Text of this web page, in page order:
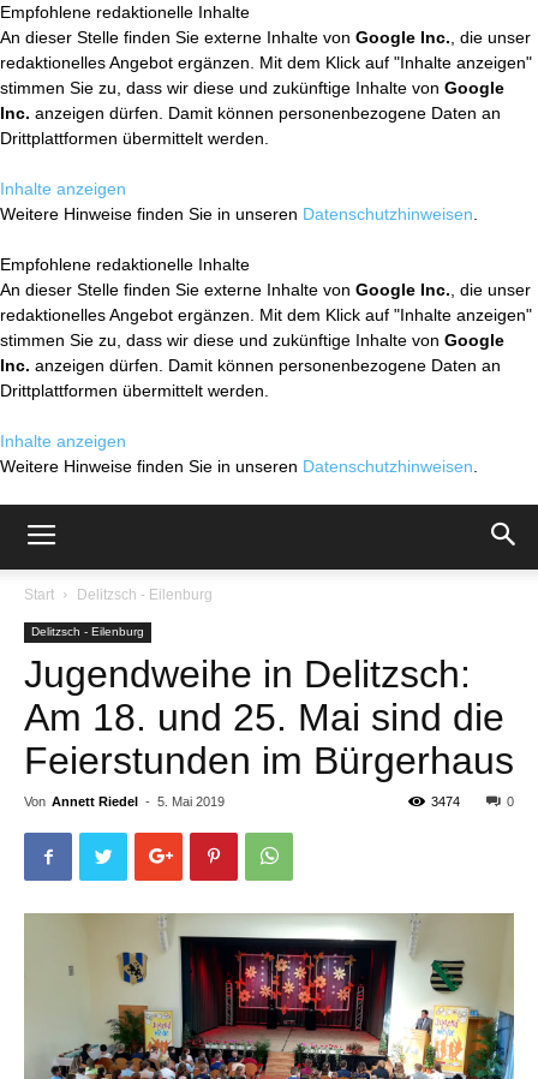
Empfohlene redaktionelle Inhalte
An dieser Stelle finden Sie externe Inhalte von Google Inc. , die unser
redaktionelles Angebot ergänzen. Mit dem Klick auf "Inhalte anzeigen"
stimmen Sie zu, dass wir diese und zukünftige Inhalte von Google
Inc. anzeigen dürfen. Damit können personenbezogene Daten an
Drittplattformen übermittelt werden.
Inhalte anzeigen
Weitere Hinweise finden Sie in unseren Datenschutzhinweisen
Empfohlene redaktionelle Inhalte
An dieser Stelle finden Sie externe Inhalte von Google Inc. , die unser
redaktionelles Angebot ergänzen. Mit dem Klick auf "Inhalte anzeigen"
stimmen Sie zu, dass wir diese und zukünftige Inhalte von Google
Inc. anzeigen dürfen. Damit können personenbezogene Daten an
Drittplattformen übermittelt werden.
Inhalte anzeigen
Weitere Hinweise finden Sie in unseren Datenschutzhinweisen
Start Delitzsch - Eilenburg
Delitzsch - Eilenburg
Jugendweihe in Delitzsch:
Am 18. und 25. Mai sind die
Feierstunden im Bürgerhaus
Von Annett Riedel - 5. Mai 2019 0
3474